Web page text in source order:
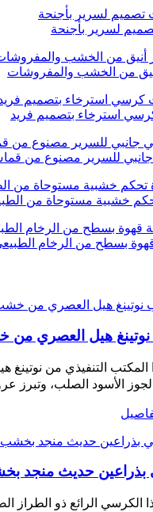
لسرير بأجنحة
من الخشب والمفروشات
استرخاء بتصميم فريد
للسرير مصنوع من
خشبية مستوحاة من
بسطح من الرخام
هيل العصري من
المكتب التنفيذي من
الأسود الصلب، وتبرز
حديث منجد
الكرسي الرائع ذو الطراز